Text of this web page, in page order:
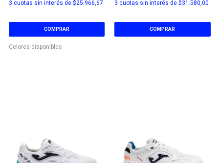
3 cuotas sin interés de $25.966,67
COMPRAR
Colores disponibles
3 cuotas sin interés de $31.580,00
COMPRAR